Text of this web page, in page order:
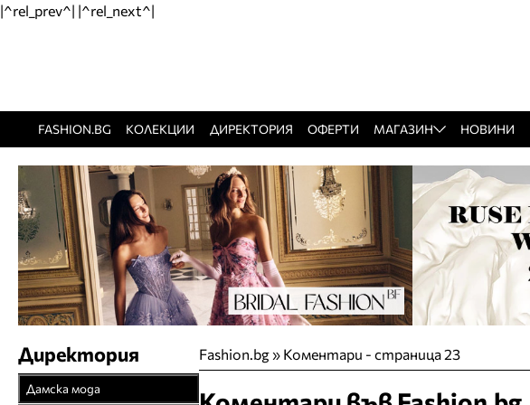
|^rel_prev^| |^rel_next^|
FASHION.BG КОЛЕКЦИИ ДИРЕКТОРИЯ ОФЕРТИ МАГАЗИН НОВИНИ
Fashion.bg» Коментари - страница 23
Директория
Дамска мода